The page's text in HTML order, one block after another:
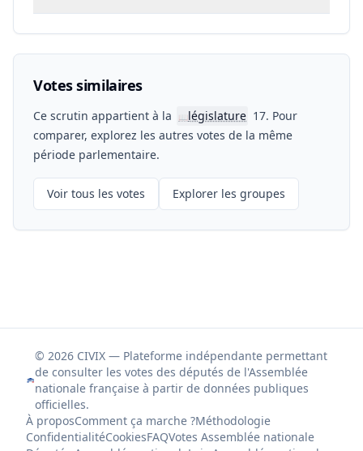
Votes similaires
Ce scrutin appartient à la 📖législature 17. Pour
comparer, explorez les autres votes de la même
période parlementaire.
Voir tous les votes Explorer les groupes
© 2026 CIVIX — Plateforme indépendante permettant
de consulter les votes des députés de l'Assemblée
nationale française à partir de données publiques
officielles.
À proposComment ça marche ?Méthodologie
ConfidentialitéCookiesFAQVotes Assemblée nationale